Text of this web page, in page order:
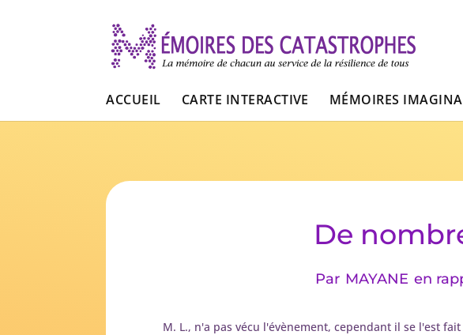
ACCUEIL CARTE INTERACTIVE MÉMOIRES
De
Par MAYANE en
M. L., n'a pas vécu l'évènement, cependant il se l'est